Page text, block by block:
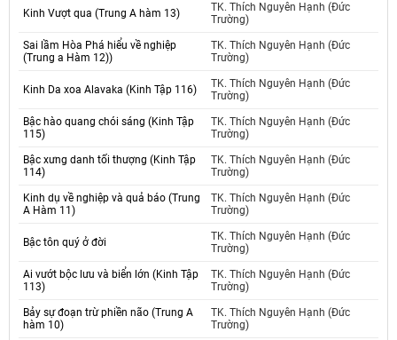
Kinh Vượt qua (Trung A hàm 13)
TK. Thích Nguyên Hạnh (Đức
Trường)
Sai lầm Hòa Phá hiểu về nghiệp
(Trung a Hàm 12))
TK. Thích Nguyên Hạnh (Đức
Trường)
Kinh Da xoa Alavaka (Kinh Tập 116)
TK. Thích Nguyên Hạnh (Đức
Trường)
Bậc hào quang chói sáng (Kinh Tập
115)
TK. Thích Nguyên Hạnh (Đức
Trường)
Bậc xưng danh tối thượng (Kinh Tập
114)
TK. Thích Nguyên Hạnh (Đức
Trường)
Kinh dụ về nghiệp và quả báo (Trung
A Hàm 11)
TK. Thích Nguyên Hạnh (Đức
Trường)
Bậc tôn quý ở đời
TK. Thích Nguyên Hạnh (Đức
Trường)
Ai vướt bộc lưu và biển lớn (Kinh Tập
113)
TK. Thích Nguyên Hạnh (Đức
Trường)
Bảy sự đoạn trừ phiền não (Trung A
hàm 10)
TK. Thích Nguyên Hạnh (Đức
Trường)